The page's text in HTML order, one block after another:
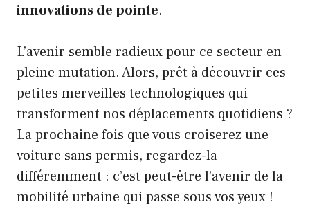
innovations de pointe.
L’avenir semble radieux pour ce secteur en
pleine mutation. Alors, prêt à découvrir ces
petites merveilles technologiques qui
transforment nos déplacements quotidiens ?
La prochaine fois que vous croiserez une
voiture sans permis, regardez-la
différemment : c’est peut-être l’avenir de la
mobilité urbaine qui passe sous vos yeux !